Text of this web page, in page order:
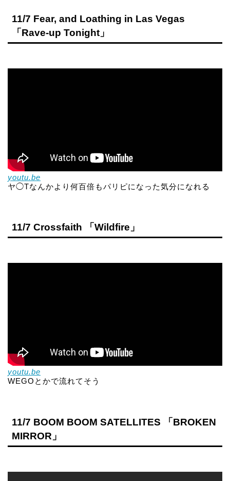
11/7 Fear, and Loathing in Las Vegas
「Rave-up Tonight」
youtu.be
ヤ◯Tなんかより何百倍もパリピになった気分になれる
11/7 Crossfaith 「Wildfire」
youtu.be
WEGOとかで流れてそう
11/7 BOOM BOOM SATELLITES 「BROKEN
MIRROR」